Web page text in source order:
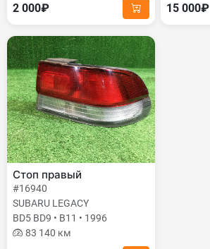
2 000₽ 15 000₽
Стоп правый
#16940
SUBARU LEGACY
BD5 BD9 • B11 • 1996
83 140 км